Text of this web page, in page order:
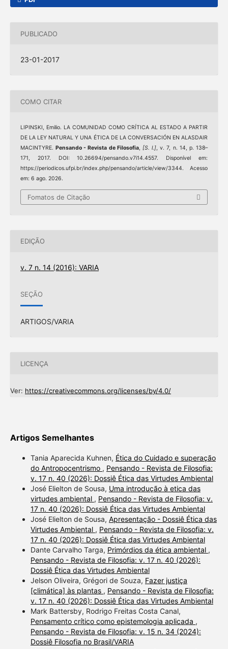
PUBLICADO
23-01-2017
COMO CITAR
LIPINSKI, Emilio. LA COMUNIDAD COMO CRÍTICA AL ESTADO A PARTIR
DE LA LEY NATURAL Y UNA ÉTICA DE LA CONVERSACIÓN EN ALASDAIR
MACINTYRE.Pensando - Revista de Filosofia, [S. l.], v. 7, n. 14, p. 138–
171, 2017. DOI: 10.26694/pensando.v7i14.4557. Disponível em:
https://periodicos.ufpi.br/index.php/pensando/article/view/3344. Acesso
em: 6 ago. 2026.
Fomatos de Citação
EDIÇÃO
v. 7 n. 14 (2016): VARIA
SEÇÃO
ARTIGOS/VARIA
LICENÇA
Ver: https://creativecommons.org/licenses/by/4.0/
Artigos Semelhantes
Tania Aparecida Kuhnen, Ética do Cuidado e superação
do Antropocentrismo , Pensando - Revista de Filosofia:
v. 17 n. 40 (2026): Dossiê Ética das Virtudes Ambiental
José Elielton de Sousa, Uma introdução à etica das
virtudes ambiental , Pensando - Revista de Filosofia: v.
17 n. 40 (2026): Dossiê Ética das Virtudes Ambiental
José Elielton de Sousa, Apresentação - Dossiê Ética das
Virtudes Ambiental , Pensando - Revista de Filosofia: v.
17 n. 40 (2026): Dossiê Ética das Virtudes Ambiental
Dante Carvalho Targa, Primórdios da ética ambiental ,
Pensando - Revista de Filosofia: v. 17 n. 40 (2026):
Dossiê Ética das Virtudes Ambiental
Jelson Oliveira, Grégori de Souza, Fazer justiça
[climática] às plantas , Pensando - Revista de Filosofia:
v. 17 n. 40 (2026): Dossiê Ética das Virtudes Ambiental
Mark Battersby, Rodrigo Freitas Costa Canal,
Pensamento crítico como epistemologia aplicada ,
Pensando - Revista de Filosofia: v. 15 n. 34 (2024):
Dossiê Filosofia no Brasil/VARIA